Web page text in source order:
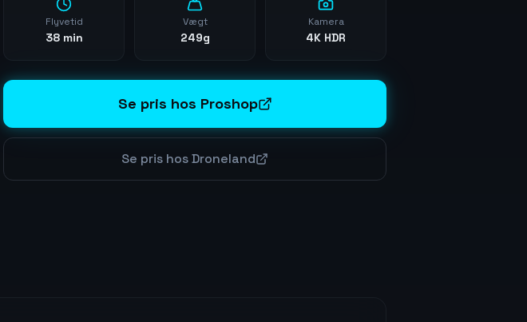
Flyvetid
38 min
Vægt
249g
Kamera
4K HDR
Se pris hos Proshop
Se pris hos Droneland